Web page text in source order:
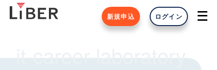
新規申込 ログイン
it-career-laboratory